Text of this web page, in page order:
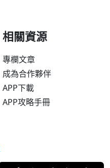
相關資源
專欄文章
成為合作夥伴
APP下載
APP攻略手冊